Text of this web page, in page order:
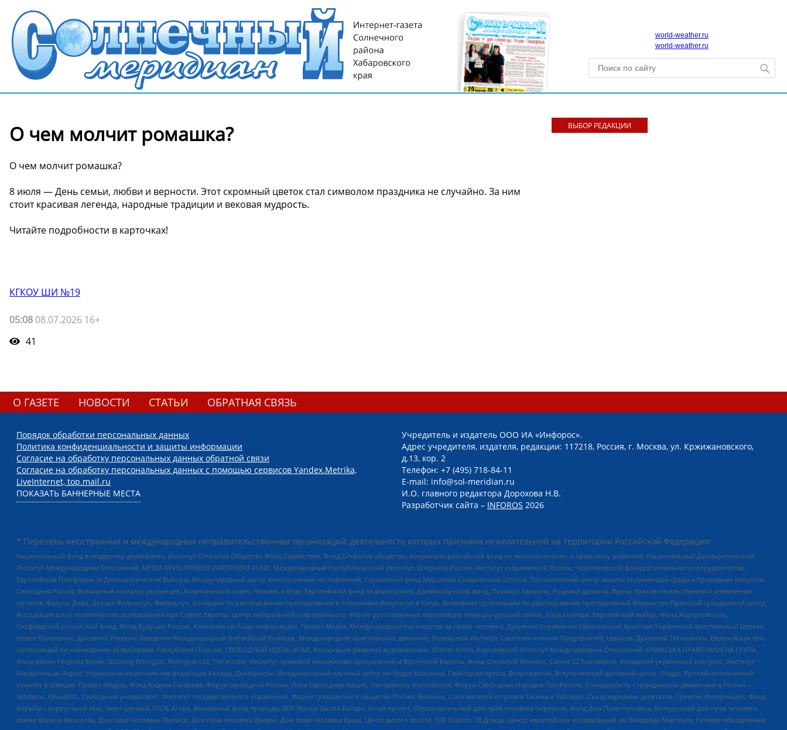
world-weather.ru
world-weather.ru
О чем молчит ромашка?
О чем молчит ромашка?
8 июля — День семьи, любви и верности. Этот скромный цветок стал символом праздника не случайно. За ним
стоит красивая легенда, народные традиции и вековая мудрость.
Читайте подробности в карточках!
КГКОУ ШИ №19
05:08 08.07.2026 16+
41
ВЫБОР РЕДАКЦИИ
О ГАЗЕТЕ НОВОСТИ СТАТЬИ ОБРАТНАЯ СВЯЗЬ
Порядок обработки персональных данных
Политика конфиденциальности и защиты информации
Согласие на обработку персональных данных обратной связи
Согласие на обработку персональных данных с помощью сервисов Yandex.Metrika,
LiveInternet, top.mail.ru
ПОКАЗАТЬ БАННЕРНЫЕ МЕСТА
Учредитель и издатель ООО ИА «Инфорос».
Адрес учредителя, издателя, редакции: 117218, Россия, г. Москва, ул. Кржижановского,
д.13, кор. 2
Телефон: +7 (495) 718-84-11
E-mail: info@sol-meridian.ru
И.О. главного редактора Дорохова Н.В.
Разработчик сайта – INFOROS 2026
* Перечень иностранных и международных неправительственных организаций, деятельность которых признана нежелательной на территории Российской Федерации:
Национальный фонд в поддержку демократии, Институт Открытое Общество Фонд Содействия, Фонд Открытое общество, Американо-российский фонд по экономическому и правовому развитию, Национальный Демократический
Институт Международных Отношений, MEDIA DEVELOPMENT INVESTMENT FUND, Международный Республиканский Институт, Открытая Россия, Институт современной России, Черноморский фонд регионального сотрудничества,
Европейская Платформа за Демократические Выборы, Международный центр электоральных исследований, Германский фонд Маршалла Соединенных Штатов, Тихоокеанский центр защиты окружающей среды и природных ресурсов,
Свободная Россия, Всемирный конгресс украинцев, Атлантический совет, Человек в беде, Европейский фонд за демократию, Джеймстаунский фонд, Прожект Хармони, Родники дракона, Врачи против насильственного извлечения
органов, Фалунь Дафа, Друзья Фалуньгун, Фалуньгун, Коалиция по расследованию преследования в отношении Фалуньгун в Китае, Всемирная организация по расследованию преследований Фалуньгун, Пражский гражданский центр,
Ассоциация школ политических исследований при Совете Европы, Центр либеральной современности, Форум русскоязычных европейцев, Немецко-русский обмен, Бард колледж, Европейский выбор, Фонд Ходорковского,
Оксфордский российский фонд, Фонд Будущее России, Компания свободы информации, Проект Медиа, Международное партнерство за права человека, Духовное Управление Евангельских Христиан Украинской Христианской Церкви,
Новое Поколение, Духовное Учебное Заведение Международный Библейский Колледж, Международное христианское движение, Всемирный Институт Саентологических Предприятий, Церковь Духовной Технологии, Европейская сеть
организаций по наблюдению за выборами, Республика Польша, СВОБОДНЫЙ ИДЕЛЬ-УРАЛ, Ассоциация развития журналистики, IStories fonds, Королевский Институт Международных Отношений, КРИМСЬКА ПРАВОЗАХИСНА ГРУПА,
Фонд имени Генриха Бёлля, Stichting Bellingcat, Bellingcat Ltd, The Insider, Институт правовой инициативы Центральной и Восточной Европы, Фонд Открытой Эстонии, Calvert 22 Foundation, Канадский украинский конгресс, Институт
Макдональда-Лорье, Украинская национальная федерация Канады, Декабристы, Международный научный центр им Вудро Вильсона, Свободная пресса, Возрождение, Всеукраинский духовный центр , Риддл, Русский антивоенный
комитет в Швеции, Проект Медуза, Фонд Андрея Сахарова, Форум свободной России, Лига Свободных Наций, Transparеncy International, Форум Свободных Народов ПостРоссии, Солидарность с гражданским движением в России –
Solidarus, КрымSOS, Свободный университет, Институт государственного управления, Форум гражданского общества Россия, Беллона, Союз жителей островов Тисима и Хабомаи, Съезд народных депутатов, Гринпис Интернешнл, Фонд
борьбы с коррупцией Инк, Завет церквей TCCN, Агора, Всемирный фонд природы, BDR Novaja Gazeta-Europe, Алтай проект, Образовательный дом прав человека Чернигов, Фонд Дом Прав Человека, Белорусский дом прав человека
имени Бориса Звозскова, Дом прав человека Тбилиси, Дом прав человека Ереван, Дом прав человека Крым, Центр дикого лосося, TVR Studios, ТВ Дождь, Центр европейских исследований им Вилфрида Мартенса, Сетевое объединение